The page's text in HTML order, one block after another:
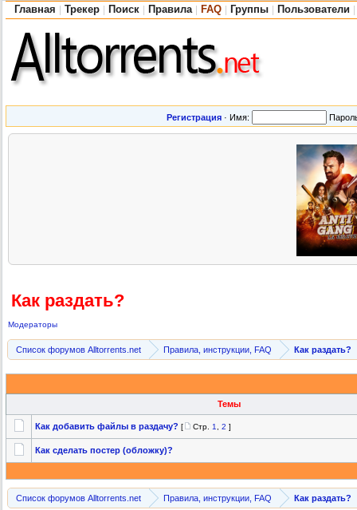
Главная Трекер Поиск Правила FAQ Группы Пользователи
Регистрация · Имя:
Как раздать?
Модераторы
Список форумов Alltorrents.net Правила, инструкции, FAQ Как раздать?
Темы
Как добавить файлы в раздачу? [ Стр. 1 2 ]
Как сделать постер (обложку)?
Список форумов Alltorrents.net Правила, инструкции, FAQ Как раздать?